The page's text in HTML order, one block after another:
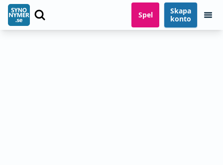
Spel
Skapa
konto